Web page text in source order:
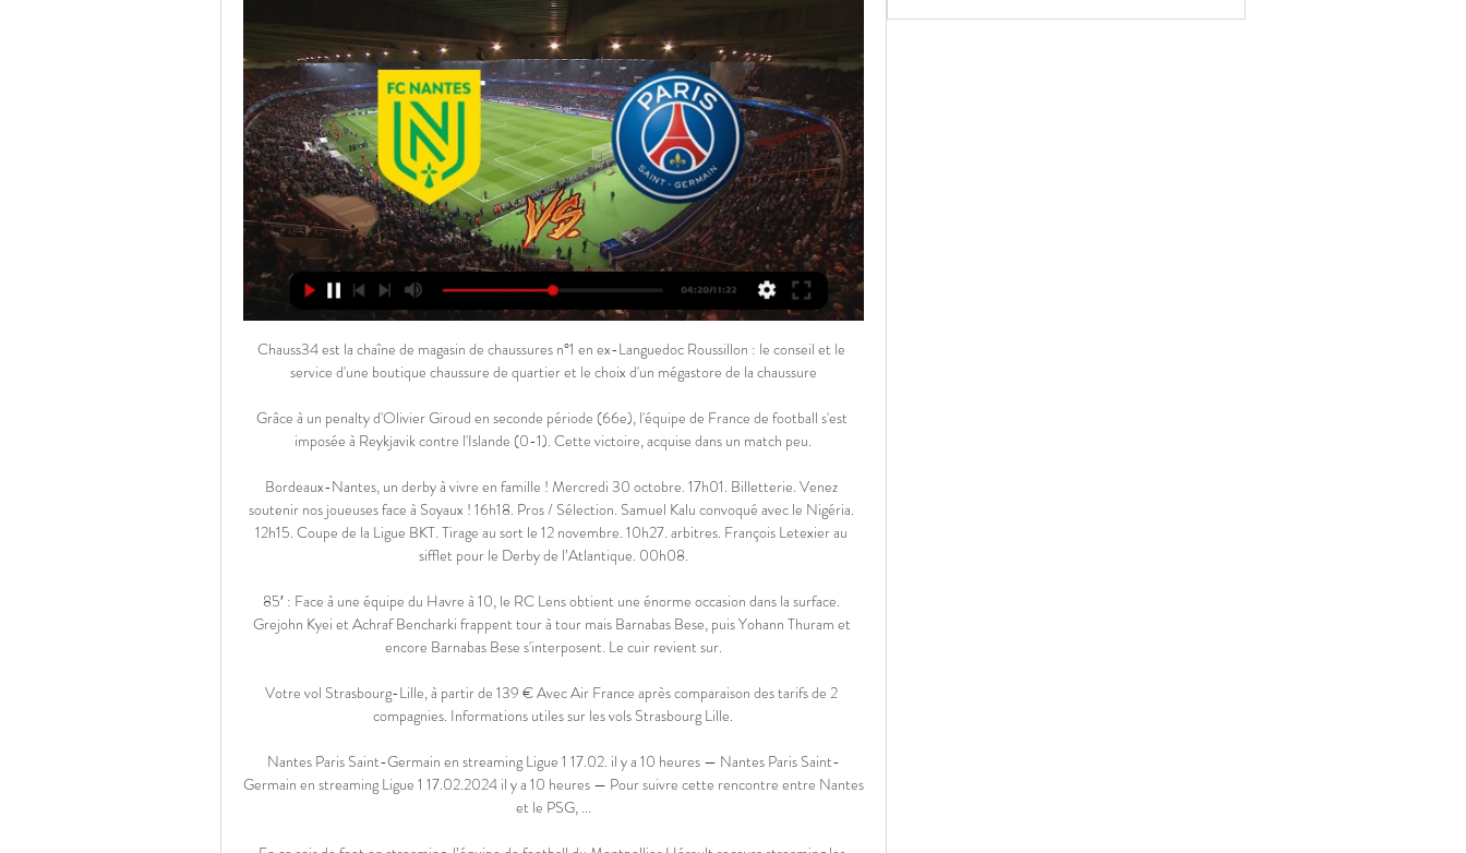
Chauss34 est la chaîne de magasin de chaussures n°1 en ex-Languedoc Roussillon : le conseil et le service d'une boutique chaussure de quartier et le choix d'un mégastore de la chaussure

Grâce à un penalty d'Olivier Giroud en seconde période (66e), l'équipe de France de football s'est imposée à Reykjavik contre l'Islande (0-1). Cette victoire, acquise dans un match peu.

Bordeaux-Nantes, un derby à vivre en famille ! Mercredi 30 octobre. 17h01. Billetterie. Venez soutenir nos joueuses face à Soyaux ! 16h18. Pros / Sélection. Samuel Kalu convoqué avec le Nigéria. 12h15. Coupe de la Ligue BKT. Tirage au sort le 12 novembre. 10h27. arbitres. François Letexier au sifflet pour le Derby de l’Atlantique. 00h08.

85′ : Face à une équipe du Havre à 10, le RC Lens obtient une énorme occasion dans la surface. Grejohn Kyei et Achraf Bencharki frappent tour à tour mais Barnabas Bese, puis Yohann Thuram et encore Barnabas Bese s'interposent. Le cuir revient sur.

Votre vol Strasbourg-Lille, à partir de 139 € Avec Air France après comparaison des tarifs de 2 compagnies. Informations utiles sur les vols Strasbourg Lille.

Nantes Paris Saint-Germain en streaming Ligue 1 17.02. il y a 10 heures — Nantes Paris Saint-Germain en streaming Ligue 1 17.02.2024 il y a 10 heures — Pour suivre cette rencontre entre Nantes et le PSG, ...

En ce soir de foot en streaming, l’équipe de football du Montpellier Hérault recevra streaming les Gones de Lyon dans cette difficile compétition de la 3ème journée du championnat de la Ligue 1 que l’on pourra voir en streaming live par l’intermédiaire de la retransmission en direct le …

buts Metz-Pont Du Gard resultat score . video. diffusion Metz vs Pont Du Gard, Metz vs Pont Du Gard 20 Février, Metz vs Pont Du Gard al jazeera sport, Metz vs Pont Du Gard bein sport, Metz vs Pont Du Gard canal + france, Metz vs Pont Du Gard skysports, Metz vs Pont Du Gard chaine, Metz vs Pont Du Gard quel chaine, Metz vs Pont Du Gard quelle chaine, Metz vs Pont Du Gard retransmission.

Nantes : comment regarder ce match de Ligue 1 en direct 9 déc. 2023 — Leader, le PSG souhaite préserver son avance alors que Nantes veut se donner un peu d'air. Cette rencontre est à voir en direct et en streaming ...

Chez Sixt Limoges gare, vous trouverez des citadines compactes, des berlines confortables, des breaks, des monospaces, et ce à différents prix afin de s'adapter à votre budget. Nos voitures de location disposent d'un forfait de 250 kilomètres journaliers ainsi que d'une assurance au tiers, auxquels vous pouvez ajouter des options comme un GPS ou un conducteur supplémentaire.

Assistez à notre réunion d'information collective du 02 décembre 2019 à 12h30 : Inscription en ligne. Par sa relation organique avec l’ensemble des filières de l’Université d'Angers et des enseignants-chercheurs, par la multiplicité de ses collaborations dans le domaine de la formation continue,.

Dans la même veine, elle est clôturée par une messe, le vendredi 24 mai 2019 à 11H 30 en l’Eglise Sacré-Cœur Malenfant. Pèlerinage-Récollection de l’Aumônerie UCAO, ce 27 mars à Thiès L'Aumônerie UCAO organise le mercredi 27 mars, la journée de Pèlerinage-Récollection des étudiants de l’ISG Saint Michel, IMES, Jeanne d'Arc-Post Bac et de l’ISAE à Thiès..

Le club voudrait donc jouer le 6 octobre, mais encore faut-il que Sochaux accepte. "Après plusieurs jours de discussions et d'échanges entre le FC Metz et notamment la LFP et Canal+, un compromis a été trouvé qui aboutirait à la programmation de la rencontre le samedi 06 octobre à 13H00.

Streaming PARIS SAINT GERMAIN- Nantes Gratuit En Regarder Paris Saint Germain Streaming Gratuit TV en direct sur internet et en replay streaming. Le live streaming Paris Saint Germain TV gratuit est limité ...

Vivre a Dijon, Mutation mobilite a Dijon. Expat. Loueur meublé Lmp et Lmnp avec Mont d'Or Investissement: Investir dans une Résidence services seniors «Les Jardins d'Arcadie» Venir s'installer à Dijon, toutes les adresses utiles pour s'installer à Dijon, mutation Dijon. Vous cherchez une agence de relocation à Dijon ? Votre recherche de bien immobilier à Dijon plus facile avec un.

Articles traitant de gothique écrits par Le français en direct. Le français en direct – blog. pour les apprenants de français. Accéder au contenu principal. Accueil ; A propos; Archives par mot-clef : gothique. Visite d’Amiens. Publié le 10/07/2013 par Le français en direct. Non, la France ne se résume pas à Paris, la Tour Eiffel ou la Côte d’Azur. Connaissez-vous la jolie.

Atletico Madrid, actuel 5e du championnat d'Espagne - Liga, accueille Juventus (1er du championnat d'Italie Série A) ce mercredi 18 septembre 2019 pour cette 1ère journée du groupe D, premier tour de la ligue des champions 2019/2020. Retrouvez les cotes, des statistiques pour faire votre pronostic Atletico Madrid vs Juventus.

PSG-Nantes : comment regarder le match de Ligue 1 en 9 déc. 2023 — Voici comment voir le match en streaming, et sur quelle chaîne. Publicité, votre contenu continue ci-dessous. Publicité.

Suivez le match Lille - Caen en direct LIVE ! C'est Lille OSC Metropole (Dogues) qui recoit Stade Malherbe Caen (SMC) pour ce match francais du samedi 15 mars 2008 (Resultat de championnat francais)

PSG-FC Nantes : où voir gratuitement le match ? PSG-FC Nantes : où regarder le match gratuitement en streaming ? Par Aurélie H - Publié le 09 Déc 2023 à 20:30. Ce samedi 9 décembre à 21h, le PSG reçoit le ...

Tout ce qu'il faut savoir sur le match Niarry Tally vs Mbour Petite Côte de Championnat du Sénégal du (05 Janvier 2019) en direct : Résumé, statistiques, compositions et résultats - Besoccer

Comment voir le match PSG-Nantes en streaming ? 9 déc. 2023 — Le PSG accueille Nantes ce samedi, dans le cadre de la 15e journée de Ligue 1. Voici les compos probables, la chaîne, l'heure et le stream ...

La première journée du pape François en Roumanie comportera trois temps particuliers, ce jeudi 31 mai 2019 : les rencontres avec les autorités du pays, les rencontres avec le patriarche et le synode orthodoxe, puis la messe dans la cathédrale catholique.

Venez découvrir les photographies de Michel DIEUZAIDE dans le cadre du 32ème Festival Ibéro Andalou à découvrir du 4 au 30 novembre à l'Office de Tourisme !

Entente Strasbourg Schiltigheim Alsace HB scores en direct (et la vidéo diffusion en direct streaming en ligne*), calendrier et résultats de tous les tournois de handball auxquels Entente Strasbourg Schiltigheim Alsace HB a participé. Entente Strasbourg Schiltigheim Alsace HB jouera son prochain match le 06. Sep 2019 contre Cesson Rennes MHB en Coupe de la Ligue.

L'université devient un centre de recherche qui attire des jeunes de toute la région d'Amiens à l'aide de diffusion de nombreuses annonces par rapport à la résidence d'Amiens et en affichant les prix des loyers qui souvent sont revus à la baisse pour attirer toujours plus de monde.

La maison de Monsieur Faivre/La maison de l'Ogre. Monsieur Faivre a sept filles, comme l'Ogre. Propositions de lecture. LE PETIT POUCET, version moderne réécrite par Jean-Pierre KERLOC'H et illustrée par Isabelle CHATELLARD, Editions Didier Jeunesse (album) CONTES A L'ENVERS, de DUMAS et MOISSARD, Collection NEUF, édité par L'école des.

Profil du joueur, statistiques des matchs, ainsi que les derniers matchs et les matchs les plus proches: Giorgio Portaluri - profil / statistiques Giorgio Portaluri - profil / statistiques TennisEnDirect.fr » Giorgio Portaluri

L’entraîneur du SL Benfica, Bruno Lage a appelé 19 joueurs pour le duel face au Eintracht Frankfurt, comptant pour le match aller des 1/4 de finales de Ligue Europa. En comparaison avec le dernier match face à Feirense lors de la 28ème journée de championnat, le technicien encarnado a effectué 4 changements. André Almeida, Taarabt, […]

Selon des sources concordantes, des individus armés non identifiés ont lancé, hier mercredi, une attaque contre la localité de Dempary située dans le cercle de Bandiagara.

Labellisée "campus d’excellence", avec ses 52000 étudiants et ses 3000 enseignants chercheurs, l’université de Bordeaux se positionne parmi les plus grandes universités en Europe. Ses domaines scientifiques et pédagogiques : sciences et technologies, santé, sciences humaines et sociales.

Romain MONTMARTIN (LILLE, France), occupe actuellement le poste de Chargé d'affaire en contrôle technique chez/à Qualiconsult. Voir son profil professionnel sur Viadeo.

Si nos honoraires sont accessibles et représentent un atout majeur, bien d’autres atouts qualifient notre professionnalisme. Nos agents sont régulièrement formés en adéquation avec les textes législatifs.

Cortuluá - Valledupar FC, résultat et score du match. Le match Cortuluá - Valledupar FC en direct live du 14 octobre 2019 à 22:30 (Primera B, Clausura, Colombie) sur footlive.

Ce dimanche à 17h (diffusion sur Canal+), le Paris Saint-Germain (1er) affrontera l’Amiens Sporting Club (13e) au Parc des Princes dans le cadre de la 10e journée de Ligue 1. A la veille de cette rencontre, le coach parisien Thomas Tuchel et le défenseur central de 22 …

Nantes / Paris-SG ... Eats - 22e journée Ligue 1 Uber Eats. 22e journée. Nantes / Paris-SG. Pays : France. Plus d'infos · À voir aussi · Plus d'infos. Catégorie suivante. A voir ...

Dernière mise à jour : 05 Juillet 2019 à 08:32. Chaque année, des milliers de personnes en France (soit environ 2% des candidats selon le ministère de l'Education nationale) passent le BAC en.

L'AJ Auxerre joue lors de la saison 2013-2014, sa deuxième saison en deuxième division. Guy Cotret dispute sa première saison en tant que président, Bernard Casoni commence la saison en tant qu'entraîneur mais est limogé le 17 mars 2014 [2] et est remplacé par Jean-Luc Vannuchi [3]

Le Racing Club de Strasbourg reste sur 5 matchs sans défaite, dont deux victoires, face à Monaco en Ligue 1 et 16èmes de finale en Coupe de la Ligue. 0' Bonjour, bienvenue sur ce direct commenté du match de la 14ème journ